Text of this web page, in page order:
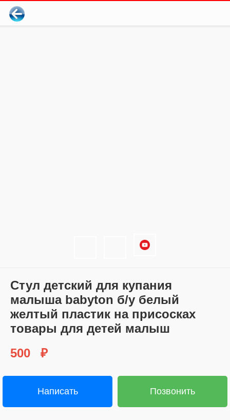
Стул детский для купания
малыша babyton б/у белый
желтый пластик на присосках
товары для детей малыш
500
₽
Написать Позвонить